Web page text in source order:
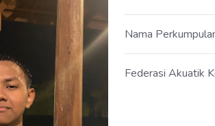
Nama
Federasi Akuatik